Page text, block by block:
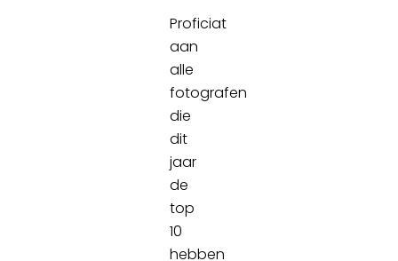
Proficiat
aan
alle
fotografen
die
dit
jaar
de
top
10
hebben